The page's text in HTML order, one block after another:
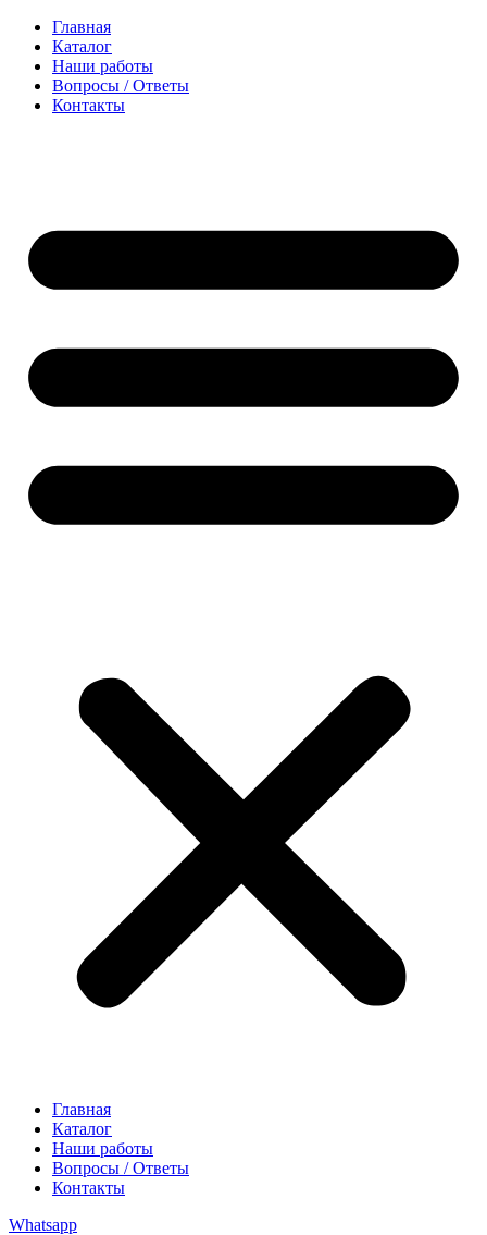
Перейти
содержимому
Главная
Каталог
Наши работы
Вопросы / Ответы
Контакты
Главная
Каталог
Наши работы
Вопросы / Ответы
Контакты
Whatsapp